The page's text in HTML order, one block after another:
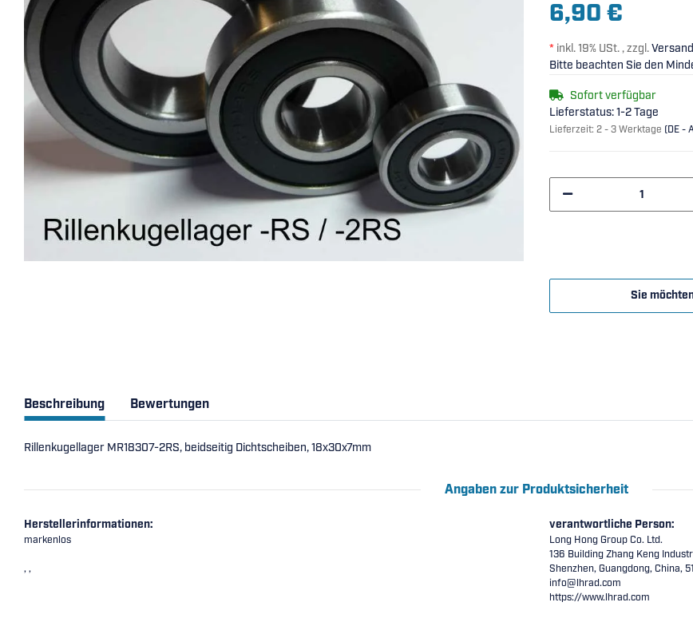
6,90 €
* inkl. 19% USt. , zzgl.Versand
Bitte beachten Sie den
Sofort verfügbar
Lieferstatus: 1-2 Tage
Lieferzeit: 2 - 3 Werktage (DE -
Sie
Beschreibung Bewertungen
Rillenkugellager MR18307-2RS, beidseitig Dichtscheiben, 18x30x7mm
Angaben zur Produktsicherheit
Herstellerinformationen:
markenlos
, ,
verantwortliche Person:
Long Hong Group Co. Ltd.
136 Building Zhang Keng
Shenzhen, Guangdong, China,
info@lhrad.com
https://www.lhrad.com